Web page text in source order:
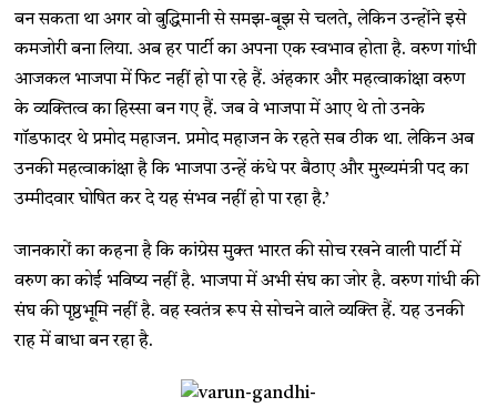
बन सकता था अगर वो बुद्धिमानी से समझ-बूझ से चलते, लेकिन उन्होंने इसे
कमजोरी बना लिया. अब हर पार्टी का अपना एक स्वभाव होता है. वरुण गांधी
आजकल भाजपा में फिट नहीं हो पा रहे हैं. अंहकार और महत्वाकांक्षा वरुण
के व्यक्तित्व का हिस्सा बन गए हैं. जब वे भाजपा में आए थे तो उनके
गॉडफादर थे प्रमोद महाजन. प्रमोद महाजन के रहते सब ठीक था. लेकिन अब
उनकी महत्वाकांक्षा है कि भाजपा उन्हें कंधे पर बैठाए और मुख्यमंत्री पद का
उम्मीदवार घोषित कर दे यह संभव नहीं हो पा रहा है.’
जानकारों का कहना है कि कांग्रेस मुक्त भारत की सोच रखने वाली पार्टी में
वरुण का कोई भविष्य नहीं है. भाजपा में अभी संघ का जोर है. वरुण गांधी की
संघ की पृष्ठभूमि नहीं है. वह स्वतंत्र रूप से सोचने वाले व्यक्ति हैं. यह उनकी
राह में बाधा बन रहा है.